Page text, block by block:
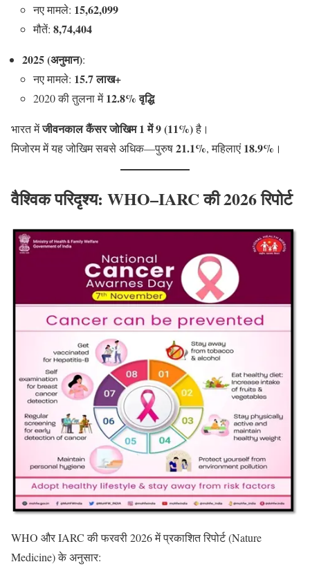
नए मामले: 15,62,099
मौतें: 8,74,404
2025 (अनुमान):
नए मामले: 15.7 लाख+
2020 की तुलना में12.8% वृद्धि
भारत मेंजीवनकाल कैंसर जोखिम 1 में 9 (11%)है।
मिजोरम में यह जोखिम सबसे अधिक—पुरुष21.1%, महिलाएं18.9% ।
वैश्विक परिदृश्य: WHO–IARC की 2026 रिपोर्ट
WHO और IARC की फरवरी 2026 में प्रकाशित रिपोर्ट (Nature
Medicine) के अनुसार: